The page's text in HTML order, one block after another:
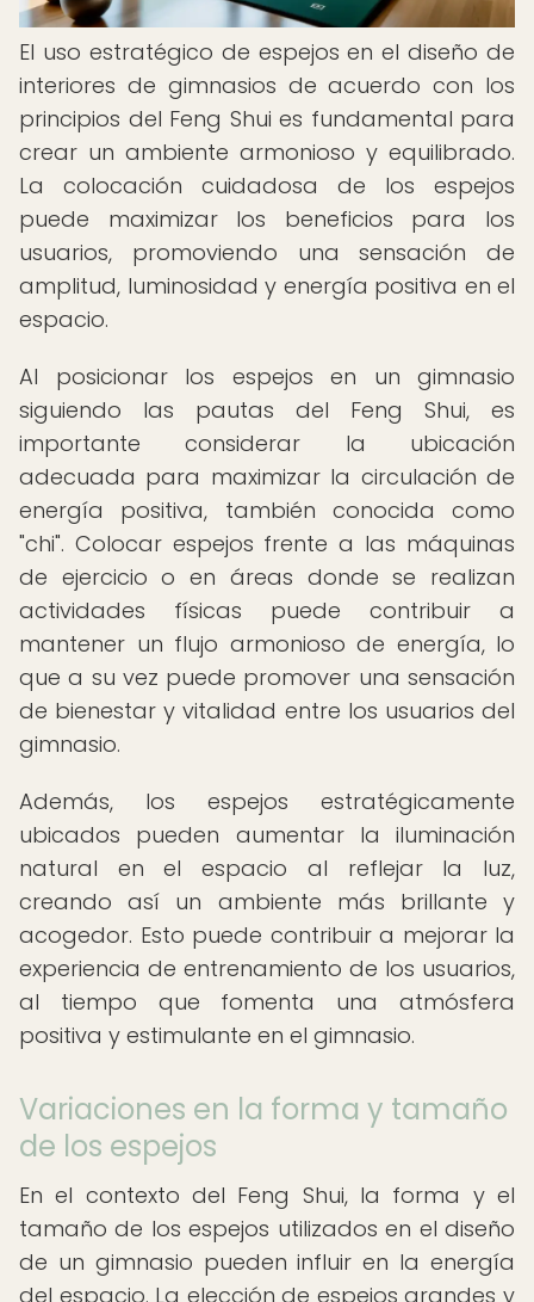
El uso estratégico de espejos en el diseño de
interiores de gimnasios de acuerdo con los
principios del Feng Shui es fundamental para
crear un ambiente armonioso y equilibrado.
La colocación cuidadosa de los espejos
puede maximizar los beneficios para los
usuarios, promoviendo una sensación de
amplitud, luminosidad y energía positiva en el
espacio.
Al posicionar los espejos en un gimnasio
siguiendo las pautas del Feng Shui, es
importante considerar la ubicación
adecuada para maximizar la circulación de
energía positiva, también conocida como
"chi". Colocar espejos frente a las máquinas
de ejercicio o en áreas donde se realizan
actividades físicas puede contribuir a
mantener un flujo armonioso de energía, lo
que a su vez puede promover una sensación
de bienestar y vitalidad entre los usuarios del
gimnasio.
Además, los espejos estratégicamente
ubicados pueden aumentar la iluminación
natural en el espacio al reflejar la luz,
creando así un ambiente más brillante y
acogedor. Esto puede contribuir a mejorar la
experiencia de entrenamiento de los usuarios,
al tiempo que fomenta una atmósfera
positiva y estimulante en el gimnasio.
Variaciones en la forma y tamaño
de los espejos
En el contexto del Feng Shui, la forma y el
tamaño de los espejos utilizados en el diseño
de un gimnasio pueden influir en la energía
del espacio. La elección de espejos grandes y